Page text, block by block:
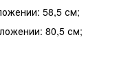
58,5 см;
80,5 см;